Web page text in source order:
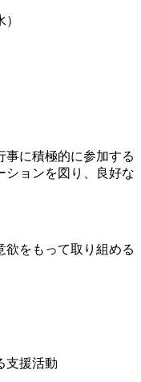
事に積極的に参加する
ションを図り、良好な
欲をもって取り組める
支援活動